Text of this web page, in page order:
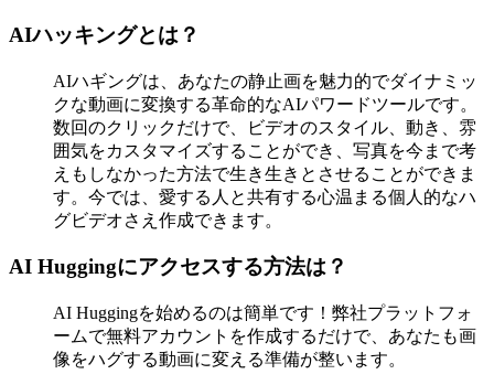
AIハッキングとは？
AIハギングは、あなたの静止画を魅力的でダイナミッ
クな動画に変換する革命的なAIパワードツールです。
数回のクリックだけで、ビデオのスタイル、動き、雰
囲気をカスタマイズすることができ、写真を今まで考
えもしなかった方法で生き生きとさせることができま
す。今では、愛する人と共有する心温まる個人的なハ
グビデオさえ作成できます。
AI Huggingにアクセスする方法は？
AI Huggingを始めるのは簡単です！弊社プラットフォ
ームで無料アカウントを作成するだけで、あなたも画
像をハグする動画に変える準備が整います。